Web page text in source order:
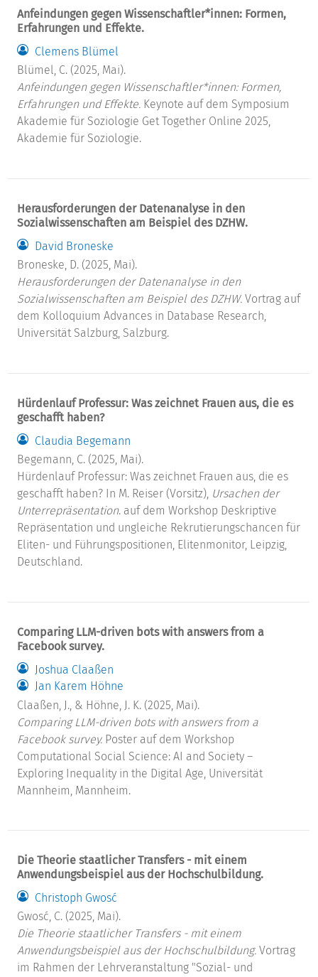
Anfeindungen gegen Wissenschaftler*innen: Formen,
Erfahrungen und Effekte.
Clemens Blümel
Blümel, C. (2025, Mai).
Anfeindungen gegen Wissenschaftler*innen: Formen,
Erfahrungen und Effekte. Keynote auf dem Symposium
Akademie für Soziologie Get Together Online 2025,
Akademie für Soziologie.
Herausforderungen der Datenanalyse in den
Sozialwissenschaften am Beispiel des DZHW.
David Broneske
Broneske, D. (2025, Mai).
Herausforderungen der Datenanalyse in den
Sozialwissenschaften am Beispiel des DZHW. Vortrag auf
dem Kolloquium Advances in Database Research,
Universität Salzburg, Salzburg.
Hürdenlauf Professur: Was zeichnet Frauen aus, die es
geschafft haben?
Claudia Begemann
Begemann, C. (2025, Mai).
Hürdenlauf Professur: Was zeichnet Frauen aus, die es
geschafft haben? In M. Reiser (Vorsitz), Ursachen der
Unterrepräsentation. auf dem Workshop Deskriptive
Repräsentation und ungleiche Rekrutierungschancen für
Eliten- und Führungspositionen, Elitenmonitor, Leipzig,
Deutschland.
Comparing LLM-driven bots with answers from a
Facebook survey.
Joshua Claaßen
Jan Karem Höhne
Claaßen, J., & Höhne, J. K. (2025, Mai).
Comparing LLM-driven bots with answers from a
Facebook survey. Poster auf dem Workshop
Computational Social Science: AI and Society –
Exploring Inequality in the Digital Age, Universität
Mannheim, Mannheim.
Die Theorie staatlicher Transfers - mit einem
Anwendungsbeispiel aus der Hochschulbildung.
Christoph Gwosć
Gwosć, C. (2025, Mai).
Die Theorie staatlicher Transfers - mit einem
Anwendungsbeispiel aus der Hochschulbildung. Vortrag
im Rahmen der Lehrveranstaltung "Sozial- und